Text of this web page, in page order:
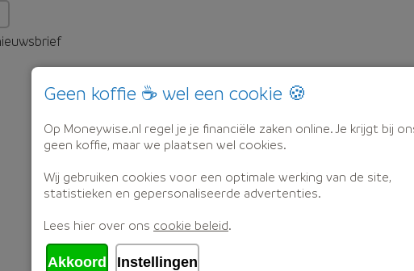
Geen koffie ☕ wel een cookie 🍪
Op Moneywise.nl regel je je financiële zaken online. Je krijgt bij
geen koffie, maar we plaatsen wel cookies.
Wij gebruiken cookies voor een optimale werking van de site,
statistieken en gepersonaliseerde advertenties.
Lees hier over ons cookie beleid.
Akkoord Instellingen